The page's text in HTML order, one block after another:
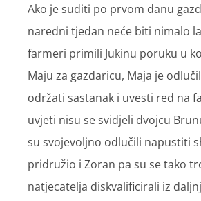
Ako je suditi po prvom danu
naredni tjedan neće biti nimalo
farmeri primili Jukinu poruku u
Maju za gazdaricu, Maja je
održati sastanak i uvesti red na
uvjeti nisu se svidjeli dvojcu
su svojevoljno odlučili napustiti
pridružio i Zoran pa su se tako
natjecatelja diskvalificirali iz